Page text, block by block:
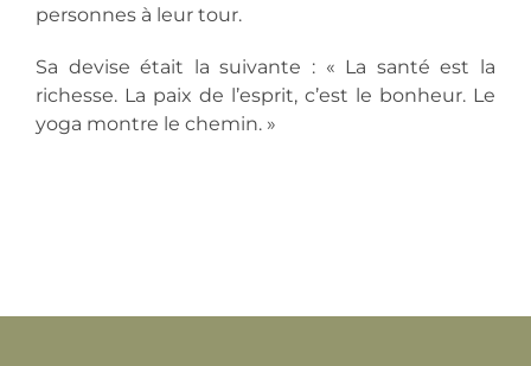
personnes à leur tour.
Sa devise était la suivante : « La santé est la
richesse. La paix de l’esprit, c’est le bonheur. Le
yoga montre le chemin. »